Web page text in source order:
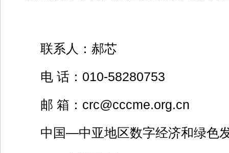
联系人：郝芯
电 话：010-58280753
邮 箱：crc@cccme.org.cn
中国—中亚地区数字经济和绿色